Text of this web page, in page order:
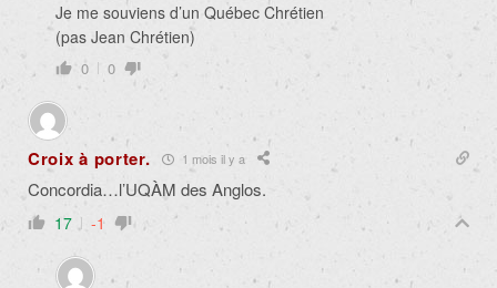
Je me souviens d’un Québec Chrétien
(pas Jean Chrétien)
0 0
Croix à porter. 1 mois il y a
Concordia…l’UQÀM des Anglos.
17 -1